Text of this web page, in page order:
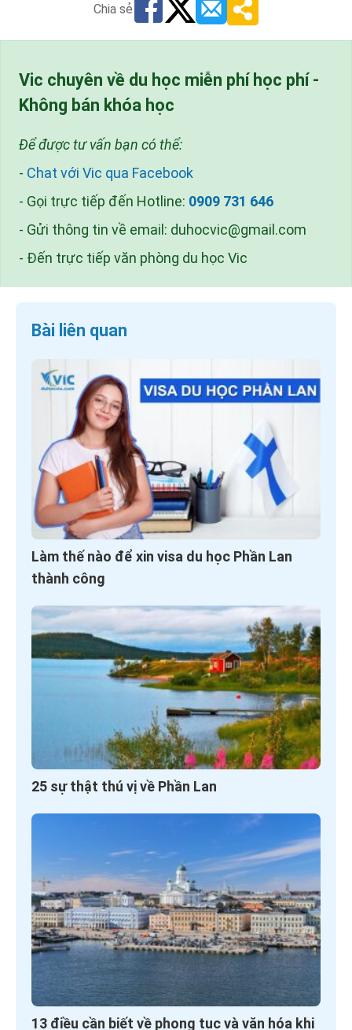
Chia sẻ
Vic chuyên về du học miễn phí học phí -
Không bán khóa học
Để được tư vấn bạn có thể:
- Chat với Vic qua Facebook
- Gọi trực tiếp đến Hotline: 0909 731 646
- Gửi thông tin về email: duhocvic@gmail.com
- Đến trực tiếp văn phòng du học Vic
Bài liên quan
Làm thế nào để xin visa du học Phần Lan
thành công
25 sự thật thú vị về Phần Lan
13 điều cần biết về phong tục và văn hóa khi